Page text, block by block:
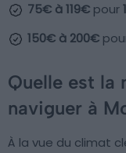
75€ à 119€ pour
150€ à 200€
Quelle est la
naviguer à
À la vue du climat